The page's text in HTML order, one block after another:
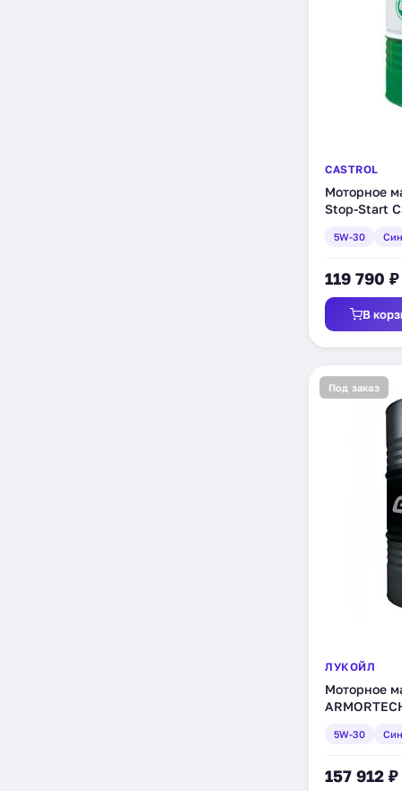
CASTROL
Моторное
Stop-Start
5W-30
119 790 ₽
В
Под заказ
ЛУКОЙЛ
Моторное
5W-30
157 912 ₽